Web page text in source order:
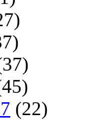
(22)